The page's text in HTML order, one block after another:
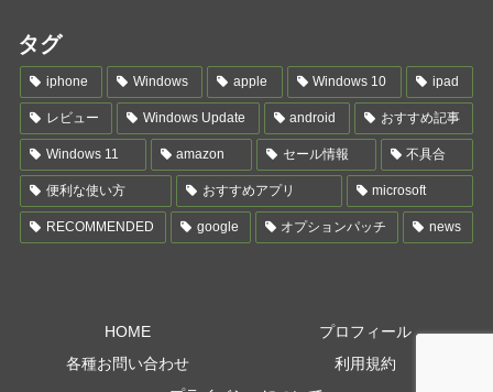
タグ
iphone Windows apple Windows 10 ipad
レビュー Windows Update android おすすめ記事
Windows 11 amazon セール情報 不具合
便利な使い方 おすすめアプリ microsoft
RECOMMENDED google オプションパッチ news
HOME
プロフィール
各種お問い合わせ
利用規約